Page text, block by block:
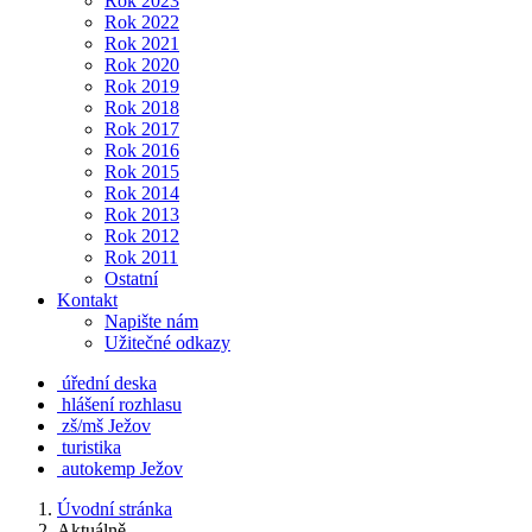
Rok 2022
Rok 2021
Rok 2020
Rok 2019
Rok 2018
Rok 2017
Rok 2016
Rok 2015
Rok 2014
Rok 2013
Rok 2012
Rok 2011
Ostatní
Kontakt
Napište nám
Užitečné odkazy
úřední deska
hlášení rozhlasu
zš/mš Ježov
turistika
autokemp Ježov
Úvodní stránka